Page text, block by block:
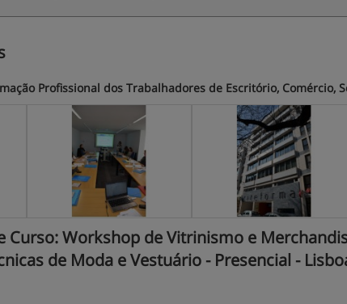
Profissional dos Trabalhadores de Escritório, Comércio,
Curso: Workshop de Vitrinismo e
de Moda e Vestuário - Presencial -